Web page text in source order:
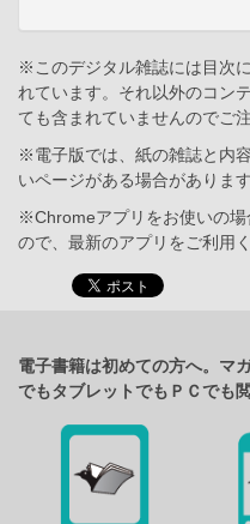
※このデジタル雑誌には目次
れています。それ以外のコン
ても含まれていませんのでご
※電子版では、紙の雑誌と内
いページがある場合があります
※Chromeアプリをお使いの
ので、最新のアプリをご利用く
電子書籍は初めての方へ。マ
でもタブレットでもＰＣでも